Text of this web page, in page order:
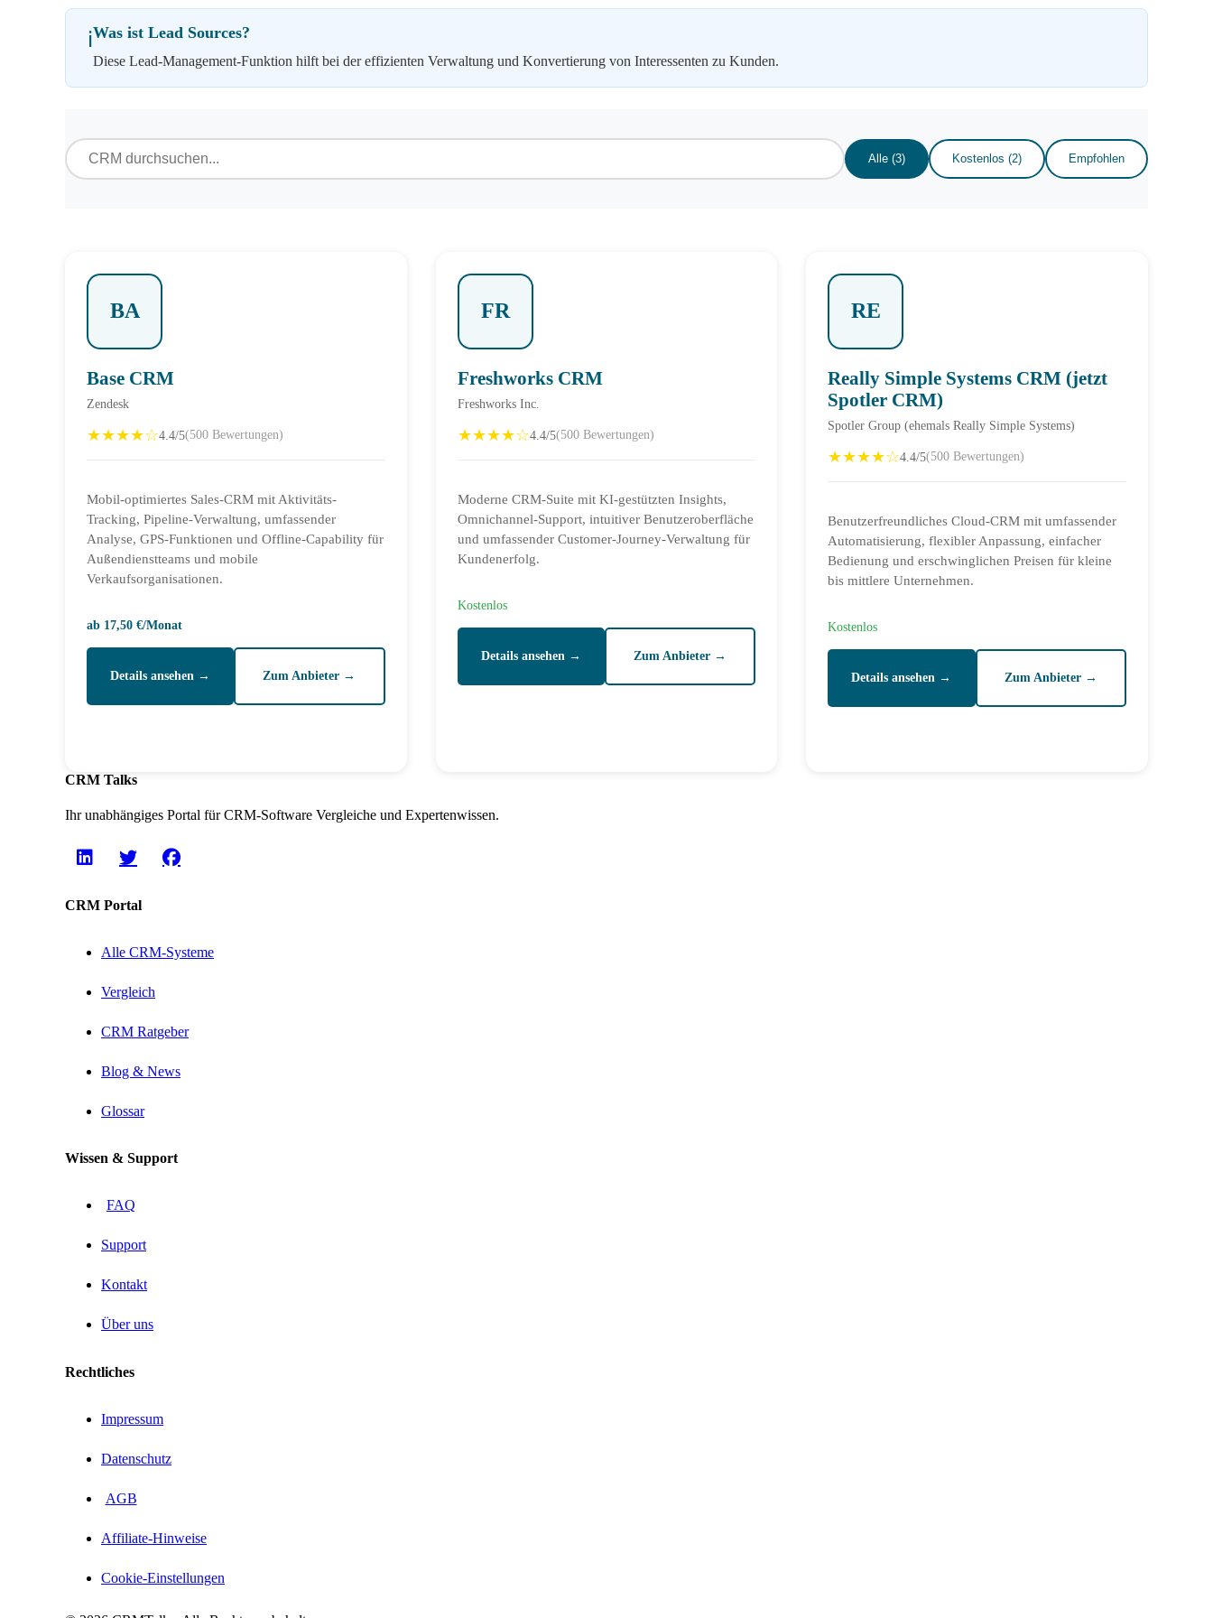
ℹ️Was ist Lead Sources?
Diese Lead-Management-Funktion hilft bei der effizienten Verwaltung und Konvertierung von Interessenten zu Kunden.
Alle (3) Kostenlos (2) Empfohlen
BA
Base CRM
Zendesk
★★★★☆4.4/5(500 Bewertungen)
Mobil-optimiertes Sales-CRM mit Aktivitäts-
Tracking, Pipeline-Verwaltung, umfassender
Analyse, GPS-Funktionen und Offline-Capability für
Außendienstteams und mobile
Verkaufsorganisationen.
ab 17,50 €/Monat
Details ansehen → Zum Anbieter →
FR
Freshworks CRM
Freshworks Inc.
★★★★☆4.4/5(500 Bewertungen)
Moderne CRM-Suite mit KI-gestützten Insights,
Omnichannel-Support, intuitiver Benutzeroberfläche
und umfassender Customer-Journey-Verwaltung für
Kundenerfolg.
Kostenlos
Details ansehen → Zum Anbieter →
RE
Really Simple Systems CRM (jetzt
Spotler CRM)
Spotler Group (ehemals Really Simple Systems)
★★★★☆4.4/5(500 Bewertungen)
Benutzerfreundliches Cloud-CRM mit umfassender
Automatisierung, flexibler Anpassung, einfacher
Bedienung und erschwinglichen Preisen für kleine
bis mittlere Unternehmen.
Kostenlos
Details ansehen → Zum Anbieter →
CRM Talks
Ihr unabhängiges Portal für CRM-Software Vergleiche und Expertenwissen.
CRM Portal
Alle CRM-Systeme
Vergleich
CRM Ratgeber
Blog & News
Glossar
Wissen & Support
FAQ
Support
Kontakt
Über uns
Rechtliches
Impressum
Datenschutz
AGB
Affiliate-Hinweise
Cookie-Einstellungen